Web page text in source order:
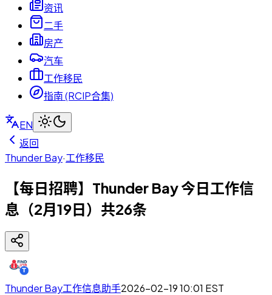
资讯
二手
房产
汽车
工作移民
指南 (RCIP合集)
EN
返回
Thunder Bay·工作移民
【每日招聘】Thunder Bay 今日工作信
息（2月19日）共26条
Thunder Bay工作信息助手2026-02-19 10:01 EST